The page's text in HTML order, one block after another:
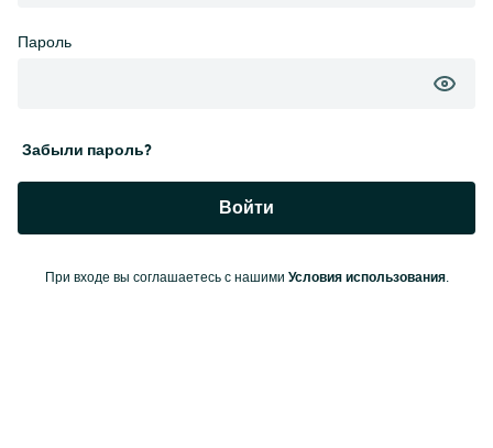
Пароль
Забыли пароль?
Войти
При входе вы соглашаетесь с нашими Условия использования.